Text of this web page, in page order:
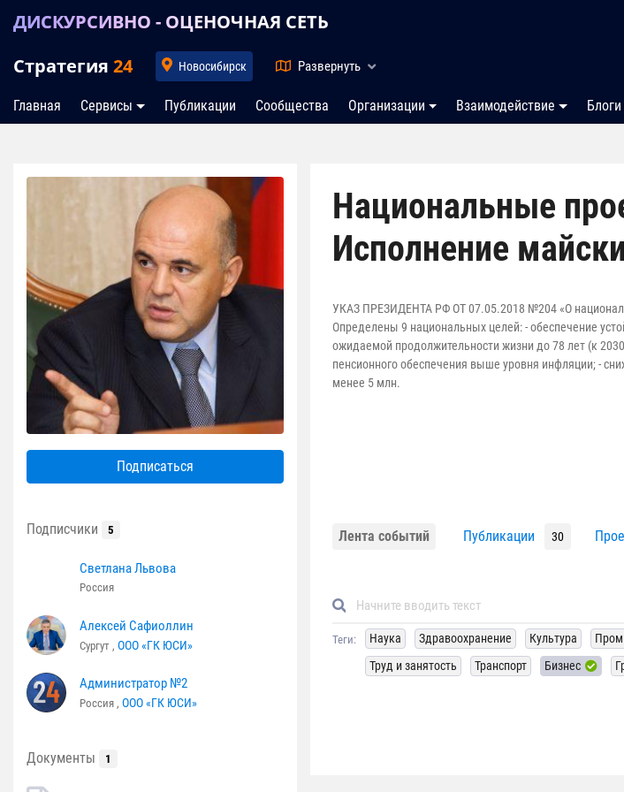
ДИСКУРСИВНО - ОЦЕНОЧНАЯ СЕТЬ
Стратегия 24 Новосибирск Развернуть
Главная Сервисы Публикации Сообщества Организации Взаимодействие Блоги
Подписаться
Подписчики 5
Светлана Львова
Россия
Алексей Сафиоллин
Сургут , ООО «ГК ЮСИ»
Администратор №2
Россия , ООО «ГК ЮСИ»
Документы 1
Национальные
Исполнение
УКАЗ ПРЕЗИДЕНТА РФ ОТ 07.05.2018 №204 «О
Определены 9 национальных целей: - обеспечение
ожидаемой продолжительности жизни до 78 лет (к
пенсионного обеспечения выше уровня инфляции; -
менее 5 млн.
Лента событий Публикации 30
Теги: Наука Здравоохранение Культура
Труд и занятость
Транспорт Бизнес